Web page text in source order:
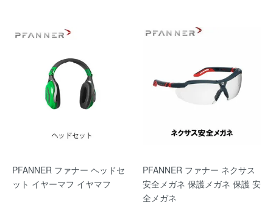
PFANNER ファナー ヘッドセ
ット イヤーマフ イヤマフ
PFANNER ファナー ネクサス
安全メガネ 保護メガネ 保護 安
全メガネ